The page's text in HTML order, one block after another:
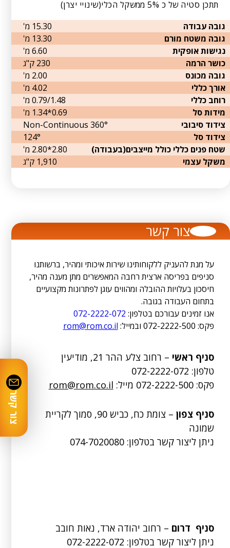
צור קשר
תתכן סטיה של כ 5% ממשקל הכלי(שינויי יצרן)
גובה עבודה
15.30 מ'
גובה משטח מורם
13.30 מ'
נגישות אופקית
6.60 מ'
כושר הרמה
230 ק"ג
גובה מכונס
2.00 מ'
אורך כללי
4.02 מ'
רוחב כללי
0.79/1.48 מ'
מידות סל
0.69*1.34 מ'
צידוד סיבובי
360° Non-Continuous
צידוד סל
124°
שטח פנים כללי כולל מייצבים(בעבודה)
2.80*2.80 מ'
משקל עצמי
1,910 ק"ג
צור קשר
על מנת להעניק ללקוחותינו שירות איכותי ומהיר, ברשותנו
סניפים בפריסה ארצית רחבה המאפשרים מתן מענה מהיר,
חיסכון בעלויות ההובלה ומהווים עוגן לפתרונות מקצועיים
בתחום העבודה בגובה.
אנו זמינים עבורכם בטלפון: 072-2222-072
פקס: 072-2222-500 ובמייל:
rom@rom.co.il
סניף ראשי – רחוב צלע ההר 21, מודיעין
טלפון: 072-2222-072
פקס: 072-2222-500 מייל:
rom@rom.co.il
סניף צפון
– צומת כח, כביש 90, סמוך לקריית
שמונה
ניתן ליצור קשר בטלפון:074-7020080
סניף דרום – רחוב יהודה ארד, נאות חובב
ניתן ליצור קשר בטלפון: 072-2222-072